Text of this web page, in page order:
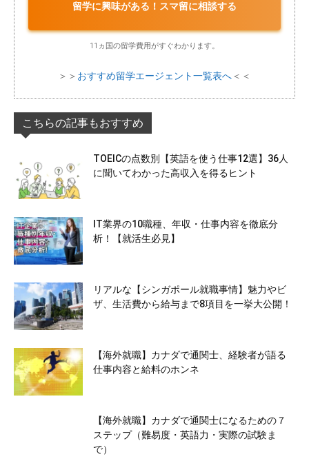
留学に興味がある！スマ留に相談する
11ヵ国の留学費用がすぐわかります。
＞＞ おすすめ留学エージェント一覧表へ ＜＜
こちらの記事もおすすめ
TOEICの点数別【英語を使う仕事12選】36人
に聞いてわかった高収入を得るヒント
IT業界の10職種、年収・仕事内容を徹底分
析！【就活生必見】
リアルな【シンガポール就職事情】魅力やビ
ザ、生活費から給与まで8項目を一挙大公開！
【海外就職】カナダで通関士、経験者が語る
仕事内容と給料のホンネ
【海外就職】カナダで通関士になるための７
ステップ（難易度・英語力・実際の試験ま
で）